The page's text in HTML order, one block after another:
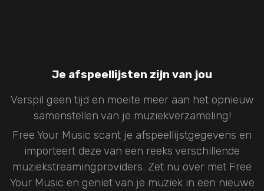
Je afspeellijsten zijn van jou
Verspil geen tijd en moeite meer aan het opnieuw
samenstellen van je muziekverzameling!
Free Your Music scant je afspeellijstgegevens en
importeert deze van een reeks verschillende
muziekstreamingproviders. Zet nu over met Free
Your Music en geniet van je muziek in een nieuwe